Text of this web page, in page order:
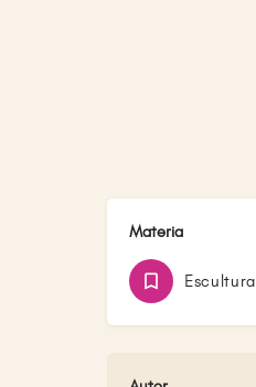
Materia
Escultura